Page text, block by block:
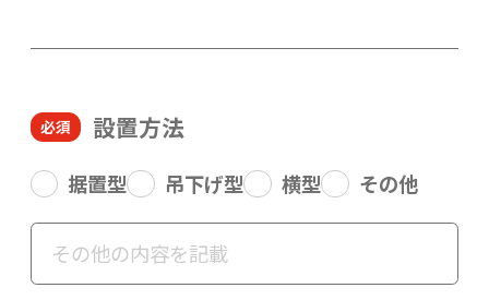
設置方法
据置型 吊下げ型 横型 その他